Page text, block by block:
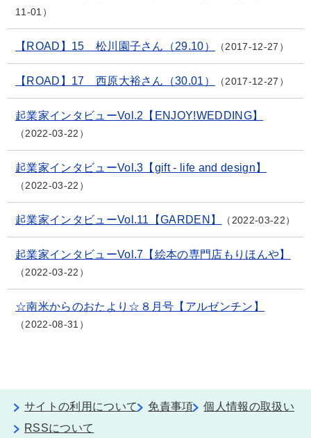
11-01
【ROAD】15 松川園子さん（29.10） 2017-12-27
【ROAD】17 西原大裕さん（30.01） 2017-12-27
起業家インタビューVol.2【ENJOY!WEDDING】
2022-03-22
起業家インタビューVol.3【gift - life and design】
2022-03-22
起業家インタビューVol.11【GARDEN】 2022-03-22
起業家インタビューVol.7【絵本の専門店もりほんや】
2022-03-22
☆南米からのおたより☆８月号【アルゼンチン】
2022-08-31
サイトの利用について 免責事項
個人情報の取扱い
RSSについて